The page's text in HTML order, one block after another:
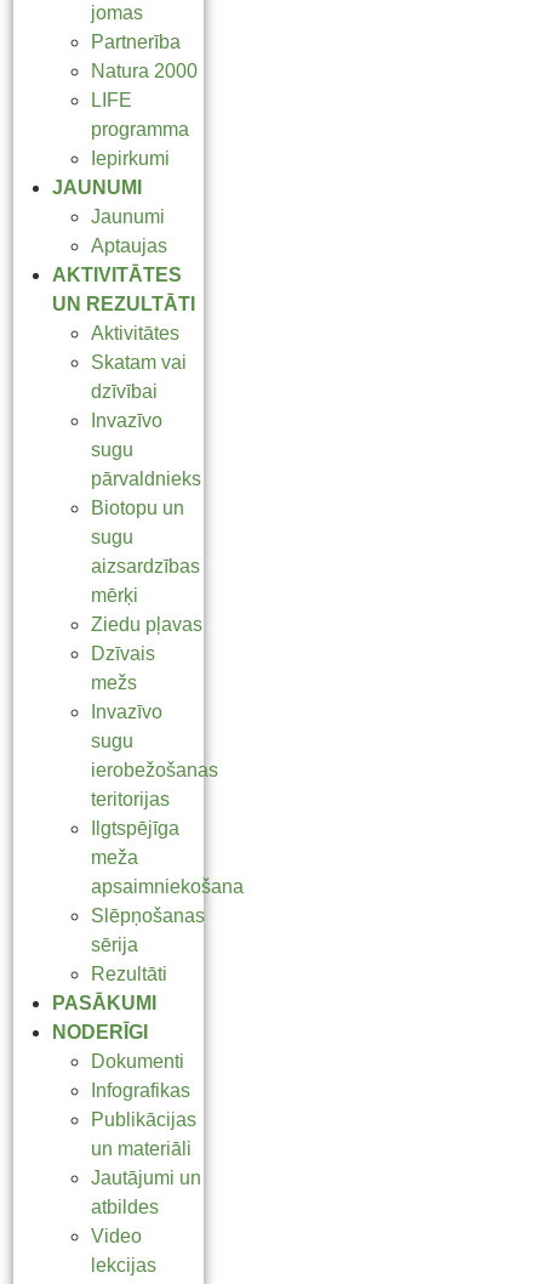
jomas
Partnerība
Natura 2000
LIFE
programma
Iepirkumi
JAUNUMI
Jaunumi
Aptaujas
AKTIVITĀTES
UN REZULTĀTI
Aktivitātes
Skatam vai
dzīvībai
Invazīvo
sugu
pārvaldnieks
Biotopu un
sugu
aizsardzības
mērķi
Ziedu pļavas
Dzīvais
mežs
Invazīvo
sugu
ierobežošanas
teritorijas
Ilgtspējīga
meža
apsaimniekošana
Slēpņošanas
sērija
Rezultāti
PASĀKUMI
NODERĪGI
Dokumenti
Infografikas
Publikācijas
un materiāli
Jautājumi un
atbildes
Video
lekcijas